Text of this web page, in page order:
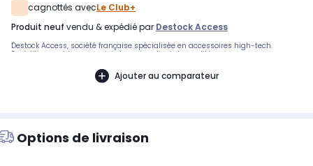
cagnottés avecLe Club+
produit neuf vendu & expédié par Destock Access
Destock Access, société française spécialisée en accessoires high-tech.
Expédition rapide avec suivi et service client de qualité.
Ajouter au comparateur
Options de livraison